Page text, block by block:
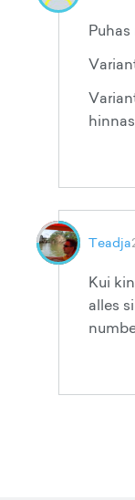
Teadja
Kui
alles